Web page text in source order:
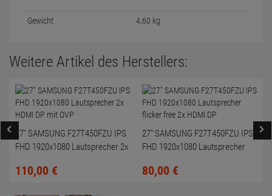
Gewicht 4,60 kg
Weitere Artikel des Herstellers:
27" SAMSUNG F27T450FZU IPS
FHD 1920x1080 Lautsprecher 2x
110,00 €
27" SAMSUNG F27T450FZU IPS
FHD 1920x1080 Lautsprecher
80,00 €